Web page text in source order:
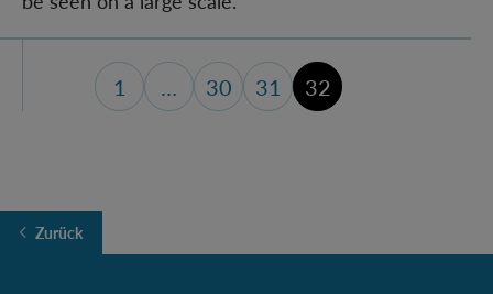
erste Seite
1 …
Seite 30
30
Seite 31
31 32
Zurück